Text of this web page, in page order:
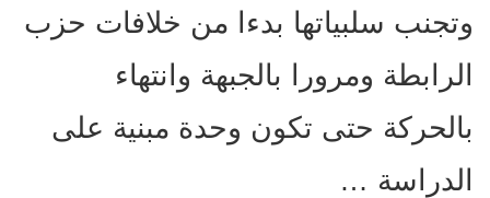
وتجنب سلبياتها بدءا من خلافات حزب
الرابطة ومرورا بالجبهة وانتهاء
بالحركة حتى تكون وحدة مبنية على
الدراسة …